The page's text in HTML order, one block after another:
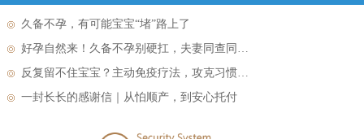
久备不孕，有可能宝宝“堵”路上了
好孕自然来！久备不孕别硬扛，夫妻同查同…
反复留不住宝宝？主动免疫疗法，攻克习惯…
一封长长的感谢信｜从怕顺产，到安心托付